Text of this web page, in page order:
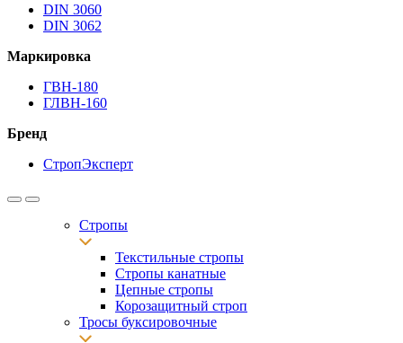
DIN 3060
DIN 3062
Маркировка
ГВН-180
ГЛВН-160
Бренд
СтропЭксперт
Стропы
Текстильные стропы
Стропы канатные
Цепные стропы
Корозащитный строп
Тросы буксировочные